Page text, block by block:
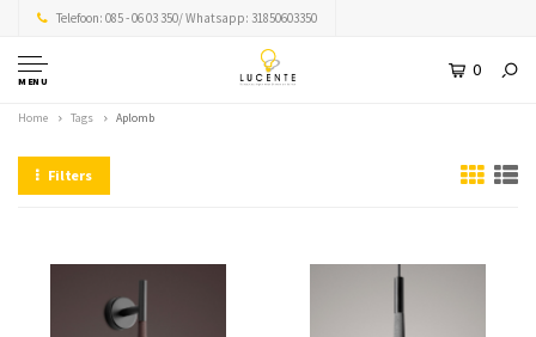
Telefoon: 085 - 06 03 350/ Whatsapp: 31850603350
MENU
0
Home Tags Aplomb
Filters